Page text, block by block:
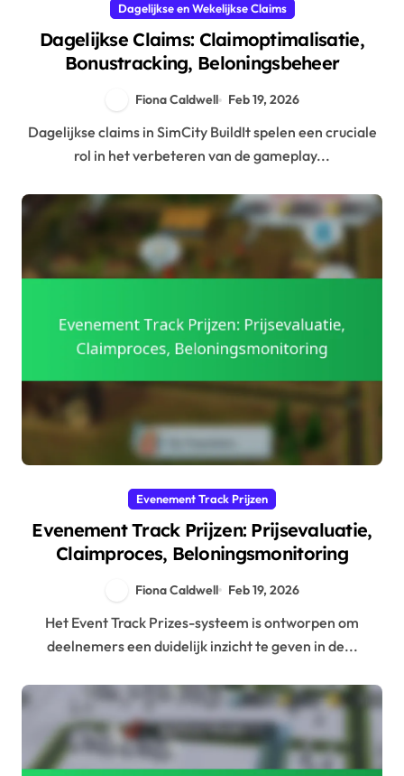
Dagelijkse en Wekelijkse Claims
Dagelijkse Claims: Claimoptimalisatie,
Bonustracking, Beloningsbeheer
Fiona Caldwell Feb 19, 2026
Dagelijkse claims in SimCity BuildIt spelen een cruciale
rol in het verbeteren van de gameplay...
Evenement Track Prijzen
Evenement Track Prijzen: Prijsevaluatie,
Claimproces, Beloningsmonitoring
Fiona Caldwell Feb 19, 2026
Het Event Track Prizes-systeem is ontworpen om
deelnemers een duidelijk inzicht te geven in de...